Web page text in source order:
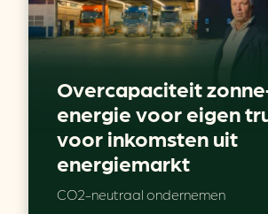
Overcapaciteit
energie voor eigen
voor inkomsten uit
energiemarkt
CO2-neutraal ondernemen